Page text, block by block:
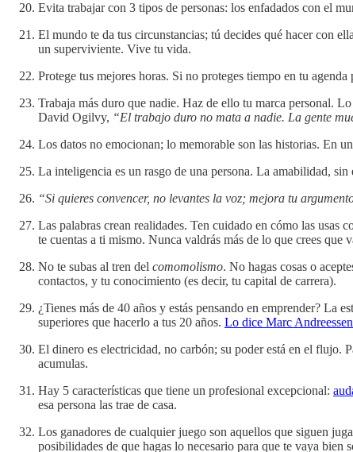
Evita trabajar con 3 tipos de personas: los enfadados con el
El mundo te da tus circunstancias; tú decides qué hacer con
un superviviente. Vive tu vida.
Protege tus mejores horas. Si no proteges tiempo en tu
Trabaja más duro que nadie. Haz de ello tu marca personal.
David Ogilvy, “El trabajo duro no mata a nadie. La gente
Los datos no emocionan; lo memorable son las historias. En
La inteligencia es un rasgo de una persona. La amabilidad,
“Si quieres convencer, no levantes la voz; mejora tu
Las palabras crean realidades. Ten cuidado en cómo las usas
te cuentas a ti mismo. Nunca valdrás más de lo que crees que
No te subas al tren del comomolismo. No hagas cosas o
contactos, y tu conocimiento (es decir, tu capital de carrera).
¿Tienes más de 40 años y estás pensando en emprender? La
superiores que hacerlo a tus 20 años. Lo dice Marc
El dinero es electricidad, no carbón; su poder está en el flujo.
acumulas.
Hay 5 características que tiene un profesional excepcional:
esa persona las trae de casa.
Los ganadores de cualquier juego son aquellos que siguen
posibilidades de que hagas lo necesario para que te vaya bien